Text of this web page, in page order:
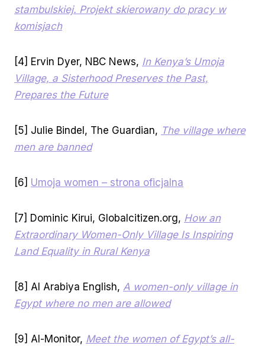
stambulskiej. Projekt skierowany do pracy w
komisjach
[4] Ervin Dyer, NBC News, In Kenya’s Umoja
Village, a Sisterhood Preserves the Past,
Prepares the Future
[5] Julie Bindel, The Guardian, The village where
men are banned
[6] Umoja women – strona oficjalna
[7] Dominic Kirui, Globalcitizen.org, How an
Extraordinary Women-Only Village Is Inspiring
Land Equality in Rural Kenya
[8] Al Arabiya English, A women-only village in
Egypt where no men are allowed
[9] Al-Monitor, Meet the women of Egypt’s all-